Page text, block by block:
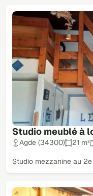
Studio meublé à
Agde (34300) 21 m²
Studio mezzanine au